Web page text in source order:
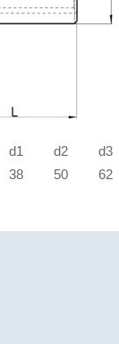
d1 d2 d3
38 50 62